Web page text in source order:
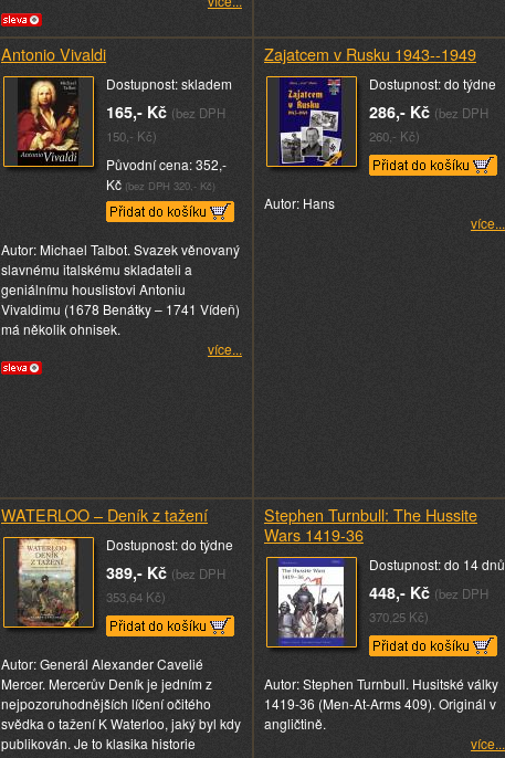
Antonio Vivaldi
Dostupnost: skladem
165,- Kč (bez DPH
150,- Kč)
Původní cena: 352,-
Kč (bez DPH 320,- Kč)
Autor: Michael Talbot. Svazek věnovaný
slavnému italskému skladateli a
geniálnímu houslistovi Antoniu
Vivaldimu (1678 Benátky – 1741 Vídeň)
má několik ohnisek.
více...
Zajatcem v Rusku 1943--1949
Dostupnost: do týdne
286,- Kč (bez DPH
260,- Kč)
Autor: Hans
více...
WATERLOO – Deník z tažení
Dostupnost: do týdne
389,- Kč (bez DPH
353,64 Kč)
Autor: Generál Alexander Cavelié
Mercer. Mercerův Deník je jedním z
nejpozoruhodnějších líčení očitého
svědka o tažení K Waterloo, jaký byl kdy
publikován. Je to klasika historie
Stephen Turnbull: The Hussite
Wars 1419-36
Dostupnost: do 14 dnů
448,- Kč (bez DPH
370,25 Kč)
Autor: Stephen Turnbull. Husitské války
1419-36 (Men-At-Arms 409). Originál v
angličtině.
více...